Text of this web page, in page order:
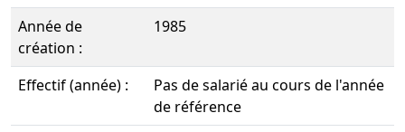
Année de
création :
1985
Effectif (année) :
Pas de salarié au cours de l'année
de référence